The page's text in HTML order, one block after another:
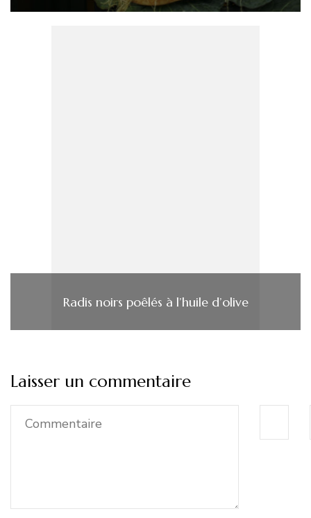
Radis noirs poêlés à l’huile d’olive
Laisser un commentaire